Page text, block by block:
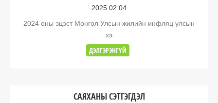
2025.02.04
2024 оны эцэст Монгол Улсын жилийн инфляц улсын
хэ
ДЭЛГЭРЭНГҮЙ
САЯХАНЫ СЭТГЭГДЭЛ